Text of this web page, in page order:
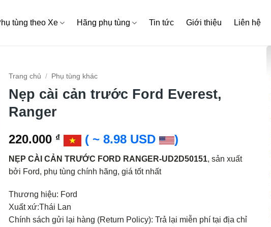
tùng theo Xe Hãng phụ tùng Tin tức Giới thiệu Liên hệ
Trang chủ / Phụ tùng khác
Nẹp cài cản trước Ford Everest,
Ranger
220.000 ₫ ( ~ 8.98 USD )
NẸP CÀI CẢN TRƯỚC FORD RANGER-UD2D50151, sản xuất
bởi Ford, phụ tùng chính hãng, giá tốt nhất
Thương hiệu: Ford
Xuất xứ:Thái Lan
Chính sách gửi lại hàng (Return Policy): Trả lại miễn phí tại địa chỉ